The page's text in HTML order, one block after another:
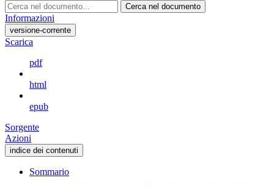
Cerca nel documento
Informazioni
versione-corrente
Scarica
pdf
html
epub
Sorgente
Azioni
indice dei contenuti
Sommario